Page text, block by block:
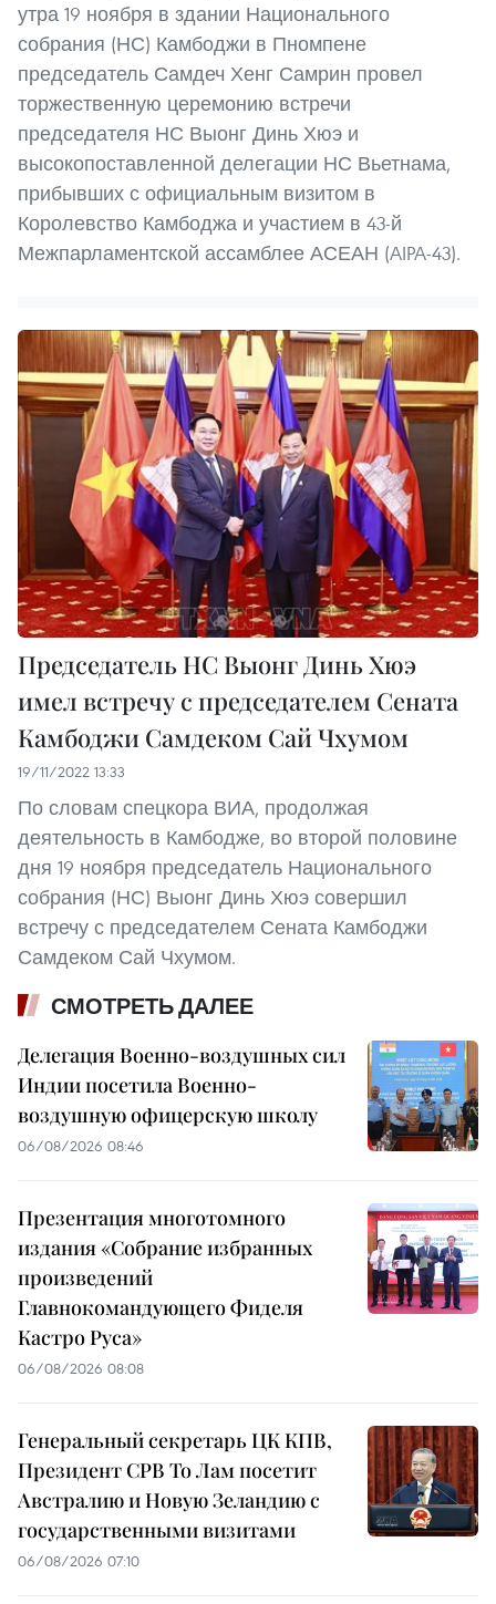
утра 19 ноября в здании Национального
собрания (НС) Камбоджи в Пномпене
председатель Самдеч Хенг Самрин провел
торжественную церемонию встречи
председателя НС Выонг Динь Хюэ и
высокопоставленной делегации НС Вьетнама,
прибывших с официальным визитом в
Королевство Камбоджа и участием в 43-й
Межпарламентской ассамблее АСЕАН (AIPA-43).
Председатель НC Выонг Динь Хюэ
имел встречу с председателем Сената
Камбоджи Самдеком Сай Чхумом
19/11/2022 13:33
По словам спецкора ВИА, продолжая
деятельность в Камбодже, во второй половине
дня 19 ноября председатель Национального
собрания (НС) Выонг Динь Хюэ совершил
встречу с председателем Сената Камбоджи
Самдеком Сай Чхумом.
СМОТРЕТЬ ДАЛЕЕ
Делегация Военно-воздушных сил
Индии посетила Военно-
воздушную офицерскую школу
06/08/2026 08:46
Презентация многотомного
издания «Собрание избранных
произведений
Главнокомандующего Фиделя
Кастро Руса»
06/08/2026 08:08
Генеральный секретарь ЦК КПВ,
Президент СРВ То Лам посетит
Австралию и Новую Зеландию с
государственными визитами
06/08/2026 07:10